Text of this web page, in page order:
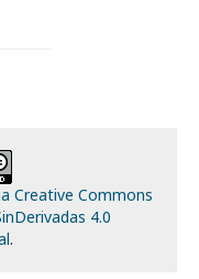
Creative Commons
4.0
.